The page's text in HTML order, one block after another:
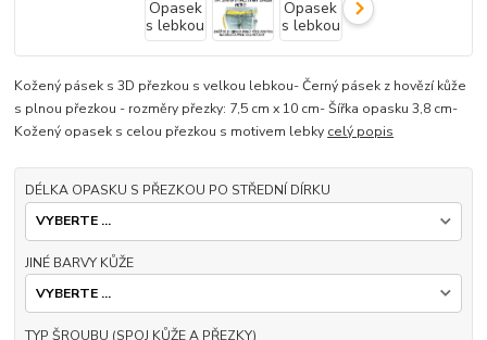
Kožený pásek s 3D přezkou s velkou lebkou- Černý pásek z hovězí kůže
s plnou přezkou - rozměry přezky: 7,5 cm x 10 cm- Šířka opasku 3,8 cm-
Kožený opasek s celou přezkou s motivem lebky celý popis
DÉLKA OPASKU S PŘEZKOU PO STŘEDNÍ DÍRKU
JINÉ BARVY KŮŽE
TYP ŠROUBU (SPOJ KŮŽE A PŘEZKY)